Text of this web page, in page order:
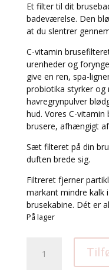
Et filter til dit
badeværelse. Den
at du slentrer
C-vitamin
urenheder og
give en ren, spa-
probiotika styrker og
havregrynpulver
hud. Vores C-
brusere, afhængigt
Sæt filteret på din
duften brede sig.
Filtreret fjerner
markant mindre kalk
brusekabine. Dét er
På lager